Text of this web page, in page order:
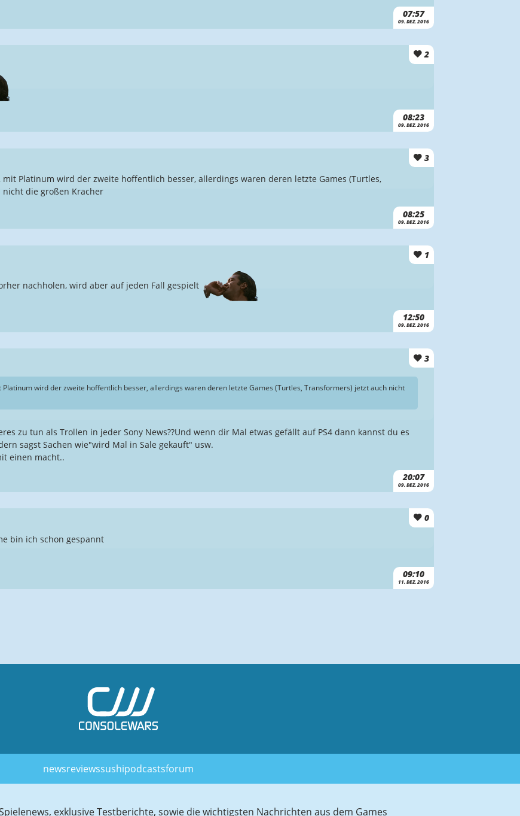
07:57
09. DEZ. 2016
2
08:23
09. DEZ. 2016
3
08:25
09. DEZ. 2016
Platinum wird der zweite hoffentlich besser, allerdings waren deren letzte Games (Turtles,
die großen Kracher
1
12:50
09. DEZ. 2016
nachholen, wird aber auf jeden Fall gespielt
3
20:07
09. DEZ. 2016
wird der zweite hoffentlich besser, allerdings waren deren letzte Games (Turtles, Transformers) jetzt auch nicht
zu tun als Trollen in jeder Sony News??Und wenn dir Mal etwas gefällt auf PS4 dann kannst du es
sagst Sachen wie"wird Mal in Sale gekauft" usw.
einen macht..
0
09:10
11. DEZ. 2016
bin ich schon gespannt
newsreviewssushipodcastsforum
exklusive Testberichte, sowie die wichtigsten Nachrichten aus dem Games